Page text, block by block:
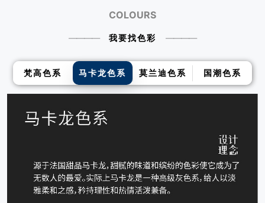
COLOURS
我要找色彩
梵高色系 马卡龙色系 莫兰迪色系 国潮色系